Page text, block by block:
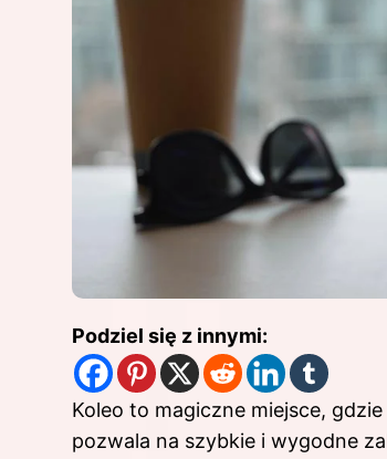
Podziel się z innymi:
Koleo to magiczne miejsce,
pozwala na szybkie i wygodne